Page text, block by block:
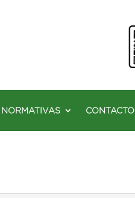
NORMATIVAS CONTACTO